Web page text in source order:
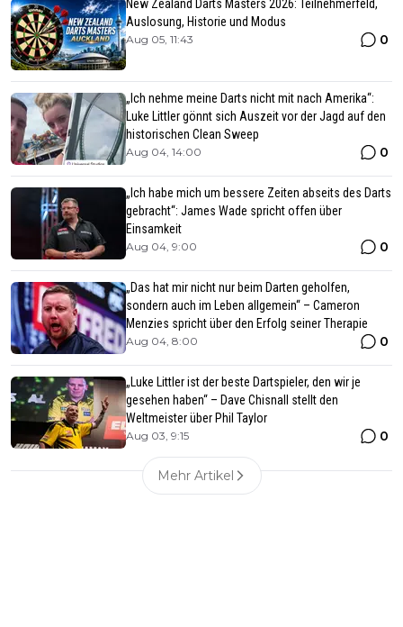
New Zealand Darts Masters 2026: Teilnehmerfeld,
Auslosung, Historie und Modus
Aug 05, 11:43 0
„Ich nehme meine Darts nicht mit nach Amerika“:
Luke Littler gönnt sich Auszeit vor der Jagd auf den
historischen Clean Sweep
Aug 04, 14:00 0
„Ich habe mich um bessere Zeiten abseits des Darts
gebracht“: James Wade spricht offen über
Einsamkeit
Aug 04, 9:00 0
„Das hat mir nicht nur beim Darten geholfen,
sondern auch im Leben allgemein“ – Cameron
Menzies spricht über den Erfolg seiner Therapie
Aug 04, 8:00 0
„Luke Littler ist der beste Dartspieler, den wir je
gesehen haben“ – Dave Chisnall stellt den
Weltmeister über Phil Taylor
Aug 03, 9:15 0
Mehr Artikel